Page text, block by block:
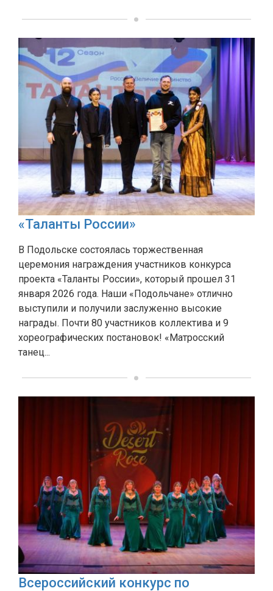
«Таланты России»
В Подольске состоялась торжественная
церемония награждения участников конкурса
проекта «Таланты России», который прошел 31
января 2026 года. Наши «Подольчане» отлично
выступили и получили заслуженно высокие
награды. Почти 80 участников коллектива и 9
хореографических постановок! «Матросский
танец...
Всероссийский конкурс по